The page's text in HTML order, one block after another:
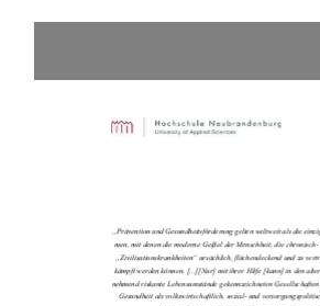
„Prävention und Gesundheitsförderung gelten weltweit als die
men, mit denen die moderne Geißel der Menschheit, die
„Zivilisationskrankheiten“ ursächlich, flächendeckend und zu
kämpft werden können. [...][Nur] mit ihrer Hilfe [kann] in den
nehmend riskante Lebensumstände gekennzeichneten
Gesundheit als volkswirtschaftlich, sozial- und